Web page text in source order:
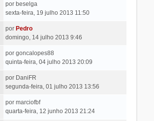
por beselga
sexta-feira, 19 julho 2013 11:50
por Pedro
domingo, 14 julho 2013 9:46
por goncalopes88
quinta-feira, 04 julho 2013 20:09
por DaniFR
segunda-feira, 01 julho 2013 13:56
por marciofbf
quarta-feira, 12 junho 2013 21:24